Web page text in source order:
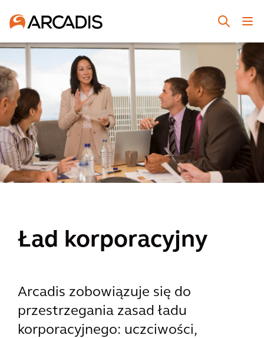
Ład korporacyjny
Arcadis zobowiązuje się do
przestrzegania zasad ładu
korporacyjnego: uczciwości,